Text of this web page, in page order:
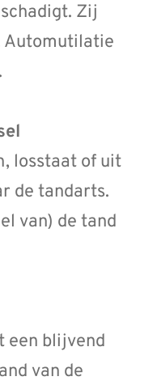
Zij
Automutilatie
losstaat of uit
de tandarts.
van) de tand
een blijvend
van de